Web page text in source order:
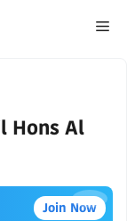
Hons Al
×
Join Now